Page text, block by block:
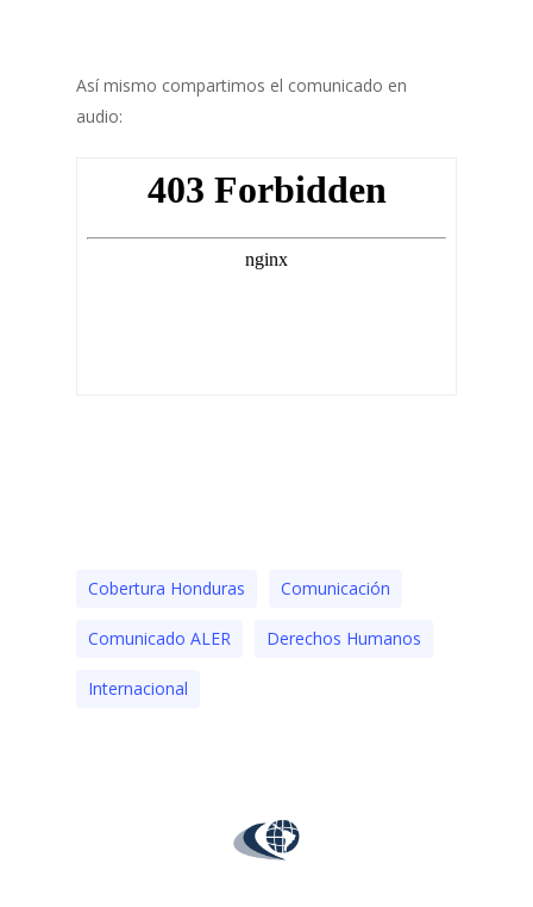
Así mismo compartimos el comunicado en
audio:
Cobertura Honduras Comunicación
Comunicado ALER Derechos Humanos
Internacional